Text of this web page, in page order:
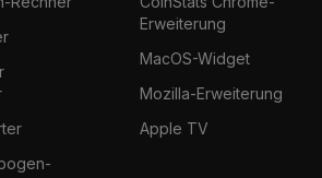
Erweiterung
MacOS-Widget
Mozilla-Erweiterung
Apple TV